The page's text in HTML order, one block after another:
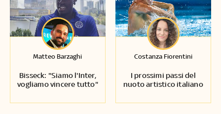
Bisseck: "Siamo l'Inter,
vogliamo vincere tutto"
Matteo Barzaghi
I prossimi passi del
nuoto artistico italiano
Costanza Fiorentini